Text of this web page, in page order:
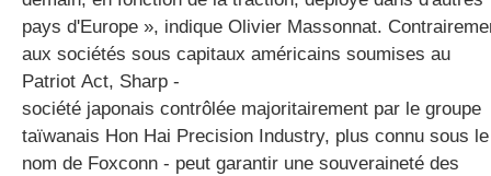
pays d'Europe », indique Olivier Massonnat.
aux sociétés sous capitaux américains soumises au
Patriot Act, Sharp -
société japonais contrôlée majoritairement par le groupe
taïwanais Hon Hai Precision Industry, plus connu sous le
nom de Foxconn - peut garantir une souveraineté des